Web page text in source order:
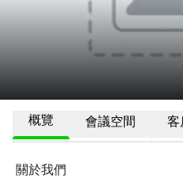
概覽 會議空間 客
關於我們